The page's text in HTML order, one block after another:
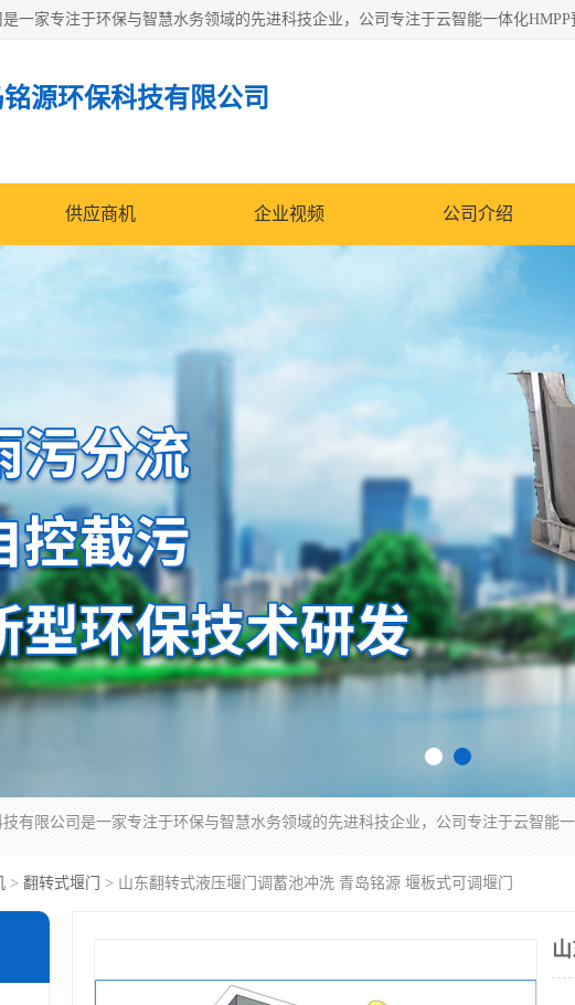
源环保科技有限公司
供应商机 企业视频 公司介绍
> 翻转式堰门 > 山东翻转式液压堰门调蓄池冲洗 青岛铭源 堰板式可调堰门